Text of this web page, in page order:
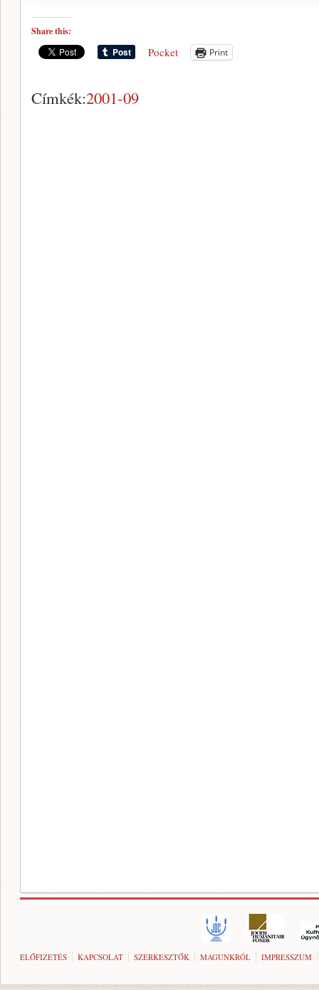
Share this:
Pocket Print
Címkék:2001-09
ELŐFIZETÉS KAPCSOLAT SZERKESZTŐK MAGUNKRÓL IMPRESSZUM